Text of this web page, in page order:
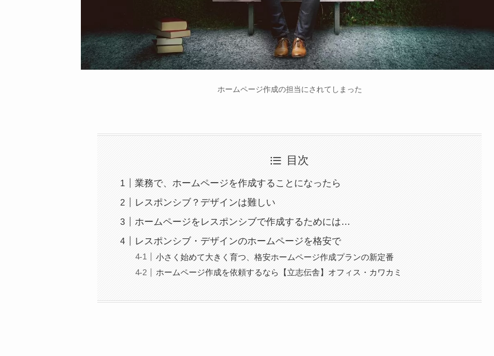
ホームページ作成の担当にされてしまった
目次
業務で、ホームページを作成することになったら
レスポンシブ？デザインは難しい
ホームページをレスポンシブで作成するためには…
レスポンシブ・デザインのホームページを格安で
小さく始めて大きく育つ、格安ホームページ作成プランの新定番
ホームページ作成を依頼するなら【立志伝舎】オフィス・カワカミ